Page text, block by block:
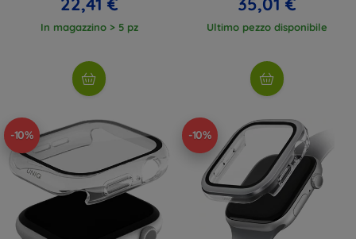
In magazzino > 5 pz Ultimo pezzo disponibile
-10% -10%